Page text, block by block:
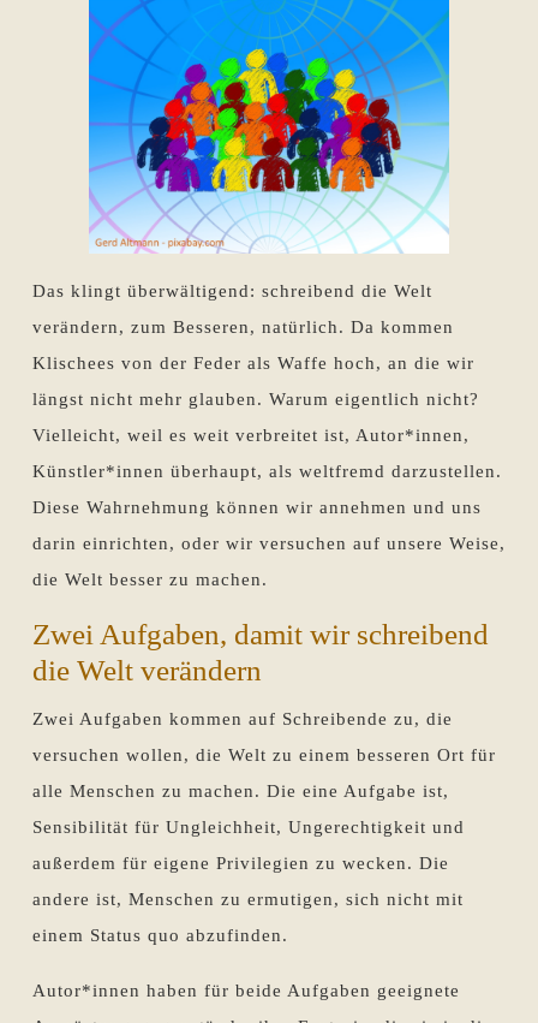
Das klingt überwältigend: schreibend die Welt
verändern, zum Besseren, natürlich. Da kommen
Klischees von der Feder als Waffe hoch, an die wir
längst nicht mehr glauben. Warum eigentlich nicht?
Vielleicht, weil es weit verbreitet ist, Autor*innen,
Künstler*innen überhaupt, als weltfremd darzustellen.
Diese Wahrnehmung können wir annehmen und uns
darin einrichten, oder wir versuchen auf unsere Weise,
die Welt besser zu machen.
Zwei Aufgaben, damit wir schreibend
die Welt verändern
Zwei Aufgaben kommen auf Schreibende zu, die
versuchen wollen, die Welt zu einem besseren Ort für
alle Menschen zu machen. Die eine Aufgabe ist,
Sensibilität für Ungleichheit, Ungerechtigkeit und
außerdem für eigene Privilegien zu wecken. Die
andere ist, Menschen zu ermutigen, sich nicht mit
einem Status quo abzufinden.
Autor*innen haben für beide Aufgaben geeignete